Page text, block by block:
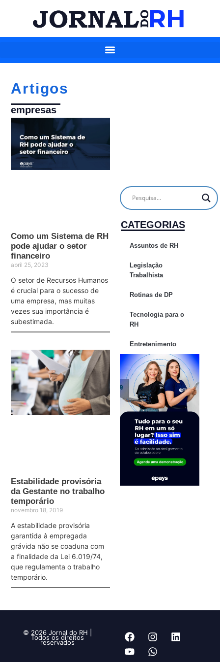
Artigos
empresas
Como um Sistema de RH
pode ajudar o setor
financeiro
abril 25, 2023
O setor de Recursos Humanos
é crucial para o sucesso de
uma empresa, mas muitas
vezes sua importância é
subestimada.
Estabilidade provisória
da Gestante no trabalho
temporário
novembro 18, 2019
A estabilidade provisória
garantida à empregada
grávida não se coaduna com
a finalidade da Lei 6.019/74,
que regulamenta o trabalho
temporário.
CATEGORIAS
Assuntos de RH
Legislação
Trabalhista
Rotinas de DP
Tecnologia para o
RH
Entretenimento
© 2026 Jornal do RH |
Todos os direitos
reservados